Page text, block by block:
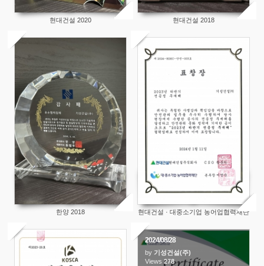
현대건설 2020 현대건설 2018
한양 2018 현대건설 · 대중소기업 농어업협력재단
2024/08/28
by 기성건설(주)
Views 278